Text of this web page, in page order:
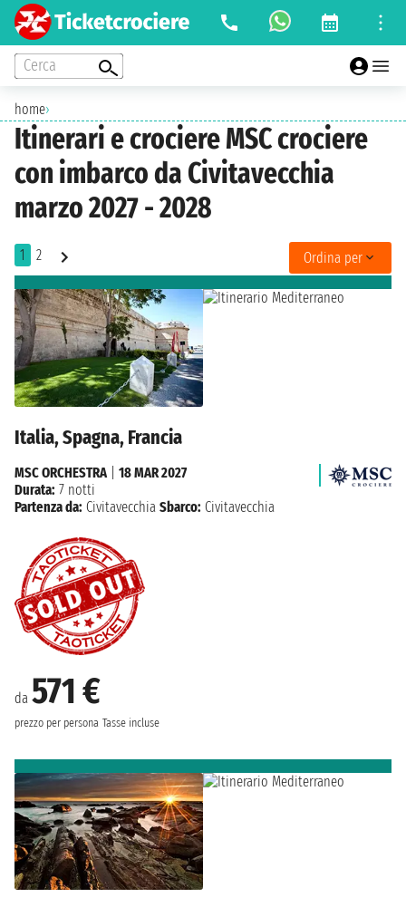
Cerca
home›
Itinerari e crociere MSC crociere
con imbarco da Civitavecchia
marzo 2027 - 2028
1 2 Ordina per
Italia, Spagna, Francia
da 571 €
prezzo per persona Tasse incluse
MSC ORCHESTRA
18 MAR 2027
Durata: 7 notti
Partenza da: Civitavecchia Sbarco: Civitavecchia